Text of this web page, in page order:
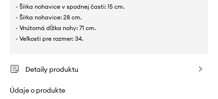
- Šírka nohavice v spodnej časti: 15 cm.
- Šírka nohavice: 28 cm.
- Vnútorná dĺžka nohy: 71 cm.
- Veľkosti pre rozmer: 34.
Detaily produktu
Údaje o produkte